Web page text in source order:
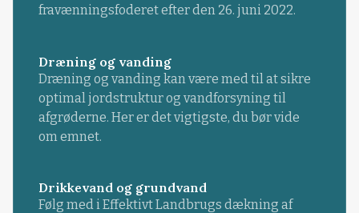
fravænningsfoderet efter den 26. juni 2022.
Dræning og vanding
Dræning og vanding kan være med til at sikre
optimal jordstruktur og vandforsyning til
afgrøderne. Her er det vigtigste, du bør vide
om emnet.
Drikkevand og grundvand
Følg med i Effektivt Landbrugs dækning af